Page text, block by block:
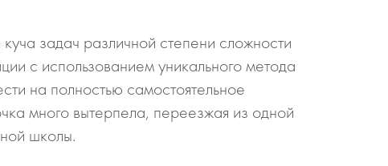
задач различной степени сложности
с использованием уникального метода
на полностью самостоятельное
много вытерпела, переезжая из одной
школы.